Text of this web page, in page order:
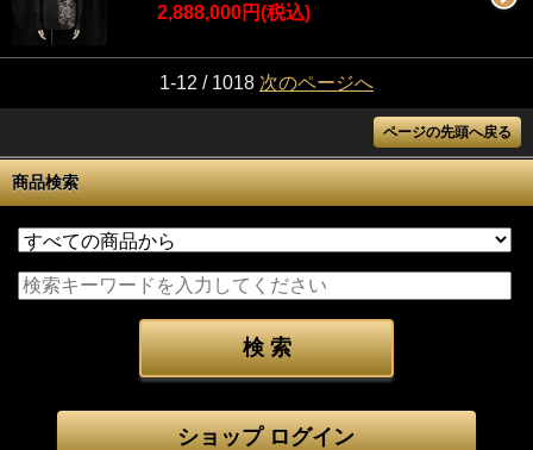
2,888,000円(税込)
1-12 / 1018 次のページへ
ページの先頭へ戻る
商品検索
ショップ ログイン